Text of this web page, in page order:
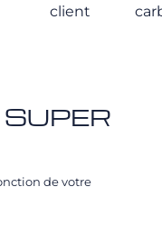
client
de votre